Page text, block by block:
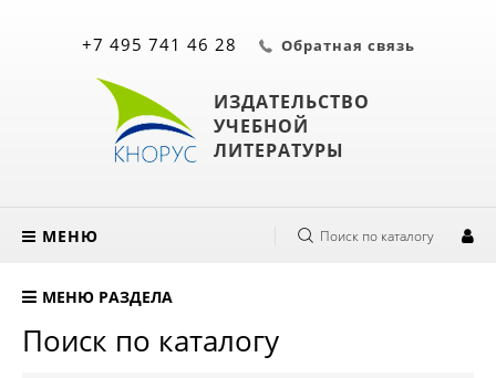
ИЗДАТЕЛЬСТВО
УЧЕБНОЙ
ЛИТЕРАТУРЫ
+7 495 741 46 28 Обратная связь
МЕНЮ Поиск по каталогу
МЕНЮ РАЗДЕЛА
Поиск по каталогу